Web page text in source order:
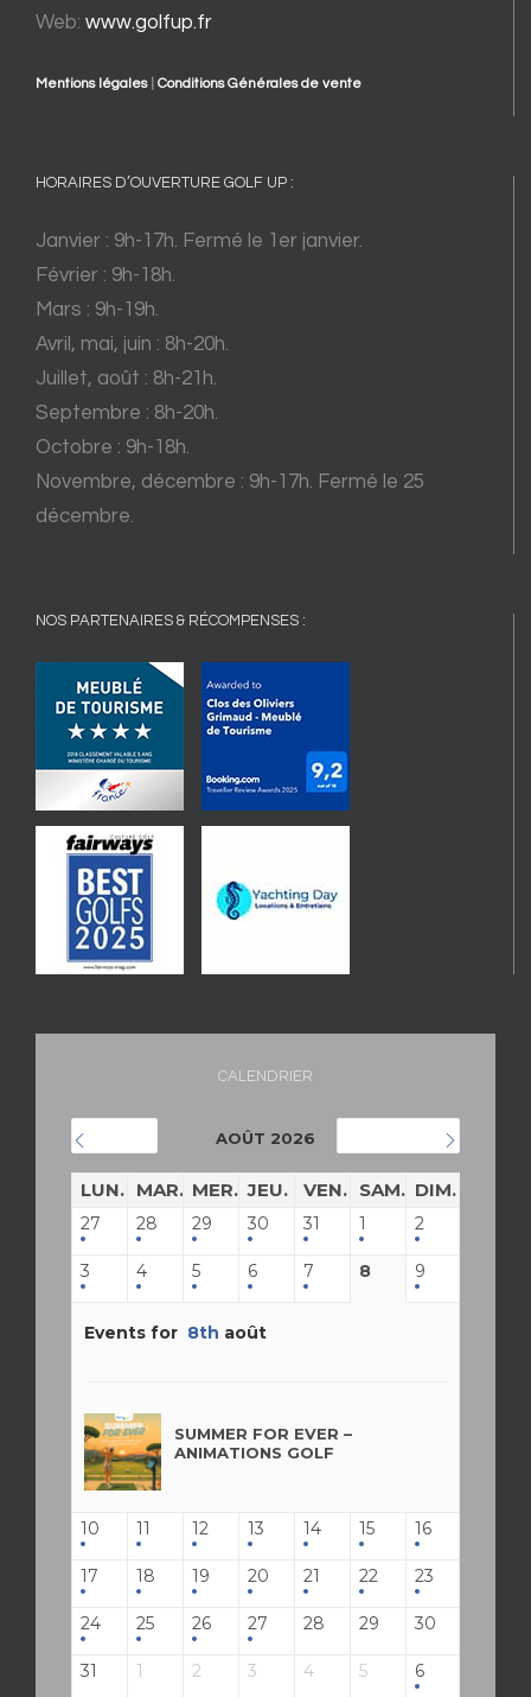
Web: www.golfup.fr
Mentions légales Conditions Générales de vente
HORAIRES D’OUVERTURE GOLF UP :
Janvier : 9h-17h. Fermé le 1er janvier.
Février : 9h-18h.
Mars : 9h-19h.
Avril, mai, juin : 8h-20h.
Juillet, août : 8h-21h.
Septembre : 8h-20h.
Octobre : 9h-18h.
Novembre, décembre : 9h-17h. Fermé le 25
décembre.
NOS PARTENAIRES & RÉCOMPENSES :
CALENDRIER
AOÛT 2026
LUN. MAR. MER. JEU. VEN. SAM. DIM.
27 28 29 30 31 1 2
3 4 5 6 7 8 9
Events for 8th août
SUMMER FOR EVER –
ANIMATIONS GOLF
10 11 12 13 14 15 16
17 18 19 20 21 22 23
24 25 26 27 28 29 30
31 1 2 3 4 5 6